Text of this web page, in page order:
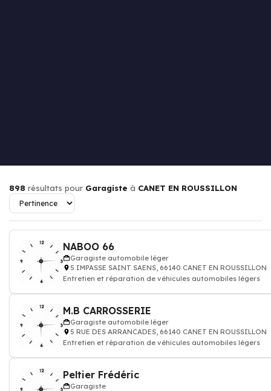
898 résultats pour Garagiste à CANET EN ROUSSILLON
NABOO 66
Garagiste automobile léger
5 IMPASSE SAINT SAENS, 66140 CANET EN ROUSSILLON
Entretien et réparation de véhicules automobiles légers
M.B CARROSSERIE
Garagiste automobile léger
5 RUE DES ARRANCADES, 66140 CANET EN ROUSSILLON
Entretien et réparation de véhicules automobiles légers
Peltier Frédéric
Garagiste